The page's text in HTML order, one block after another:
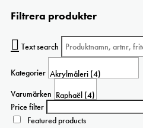
produktsidan
produkten
flera
varianter.
olika
alternativen
kan
väljas
Filtrera produkter
Text search
Kategorier
Varumärken
Price filter
Featured products